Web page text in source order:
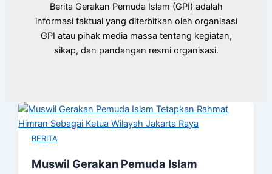
Berita Gerakan Pemuda Islam (GPI) adalah
informasi faktual yang diterbitkan oleh organisasi
GPI atau pihak media massa tentang kegiatan,
sikap, dan pandangan resmi organisasi.
BERITA
Muswil Gerakan Pemuda Islam